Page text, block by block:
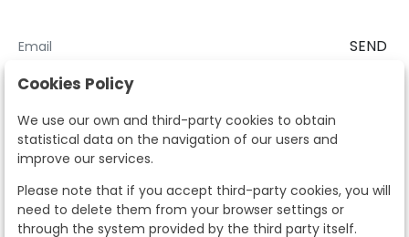
SEND
I accept theTerms and Conditions
According to the LOPD and development provisions, we inform you
that your personal data will be processed by Segre Auctions in order
to manage the commercial relationship. You can exercise the rights
of access, rectification, cancellation, opposition and other rights in
the terms established in the current regulations by contacting us.
Likewise, you can ask us to send additional information about our
data protection policy by calling 915159584 or by sending an e-mail
to info@subastassegre.es
Cookies Policy
We use our own and third-party cookies to obtain
statistical data on the navigation of our users and
improve our services.
Please note that if you accept third-party cookies, you will
need to delete them from your browser settings or
through the system provided by the third party itself.